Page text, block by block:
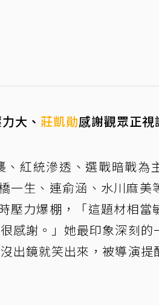
大、 莊凱勛感謝觀眾正視
、紅統滲透、選戰暗戰為
一生、連俞涵、水川麻美
壓力爆棚，「這題材相當
感謝。」她最印象深刻的
出鏡就笑出來，被導演提